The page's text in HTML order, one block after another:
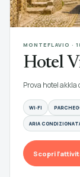
MONTEFLAVIO ·
Hotel
Prova hotel
WI‑FI
ARIA
Scopri